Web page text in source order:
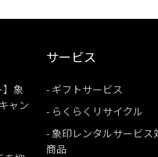
】象
ャン
サービス
ギフトサービス
らくらくリサイクル
象印レンタルサービス
商品